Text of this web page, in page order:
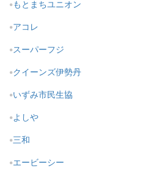
もとまちユニオン
アコレ
スーパーフジ
クイーンズ伊勢丹
いずみ市民生協
よしや
三和
エービーシー